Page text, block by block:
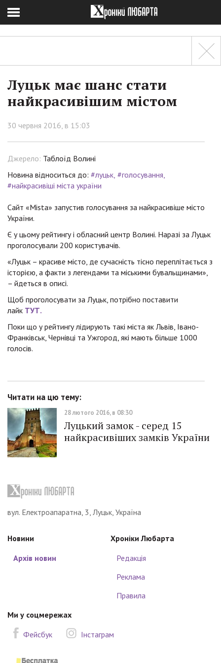
Луцьк має шанс стати
найкрасивішим містом
30 червня 2016, в 15:03
Джерело: Таблоїд Волині
Новина відноситься до: #луцьк #голосування
#найкрасивіші міста україни
Сайт «Mista» запустив голосування за найкрасивіше місто
України.
Є у цьому рейтингу і обласний центр Волині. Наразі за Луцьк
проголосували 200 користувачів.
«Луцьк – красиве місто, де сучасність тісно переплітається з
історією, а факти з легендами та міськими бувальщинами»,
– йдеться в описі.
Щоб проголосувати за Луцьк, потрібно поставити
лайк ТУТ.
Поки що у рейтингу лідирують такі міста як Львів, Івано-
Франківськ, Чернівці та Ужгород, які мають більше 1000
голосів.
Читати на цю тему:
28 лютого 2016, в 08:30
Луцький замок - серед 15
найкрасивіших замків України
вул. Електроапаратна, 3, Луцьк, Україна
Новини
Архів новин
Хроніки Любарта
Редакція
Реклама
Правила
Ми у соцмережах
Фейсбук
Інстаграм